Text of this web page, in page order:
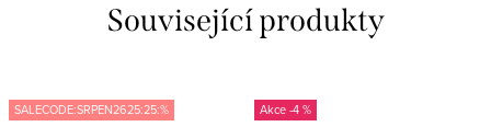
Související produkty
SALECODE:SRPEN2625:25:% -4 %